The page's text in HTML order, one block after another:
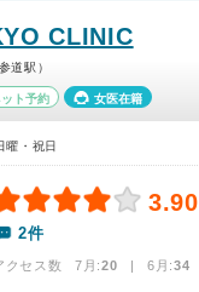
CLINIC
道駅）
ト予約 女医在籍
曜・祝日
3.90
2件
クセス数 7月:20 | 6月:34